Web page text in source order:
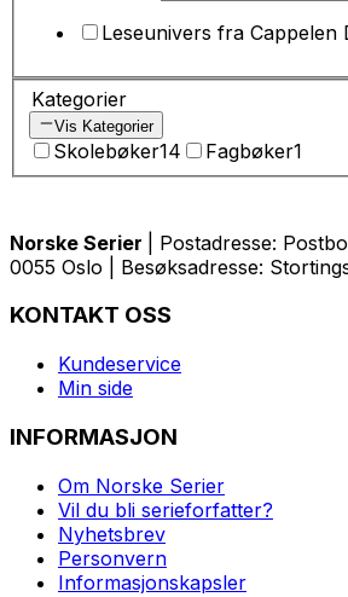
Leseunivers fra Cappelen
Kategorier
Vis Kategorier
Skolebøker14 Fagbøker1
Norske Serier
| Postadresse:
0055 Oslo | Besøksadresse:
KONTAKT OSS
Kundeservice
Min side
INFORMASJON
Om Norske Serier
Vil du bli serieforfatter?
Nyhetsbrev
Personvern
Informasjonskapsler